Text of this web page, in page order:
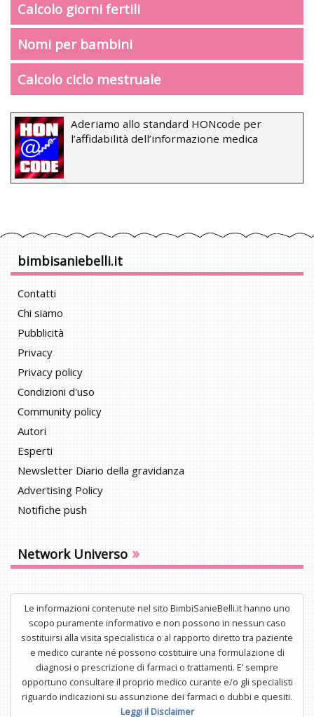
Calcolo giorni fertili
Nomi per bambini
Calcolo ciclo mestruale
Aderiamo allo standard HONcode per
l’affidabilità dell’informazione medica
bimbisaniebelli.it
Contatti
Chi siamo
Pubblicità
Privacy
Privacy policy
Condizioni d'uso
Community policy
Autori
Esperti
Newsletter Diario della gravidanza
Advertising Policy
Notifiche push
Network Universo »
Le informazioni contenute nel sito BimbiSanieBelli.it hanno uno
scopo puramente informativo e non possono in nessun caso
sostituirsi alla visita specialistica o al rapporto diretto tra paziente
e medico curante né possono costituire una formulazione di
diagnosi o prescrizione di farmaci o trattamenti. E’ sempre
opportuno consultare il proprio medico curante e/o gli specialisti
riguardo indicazioni su assunzione dei farmaci o dubbi e quesiti.
Leggi il Disclaimer